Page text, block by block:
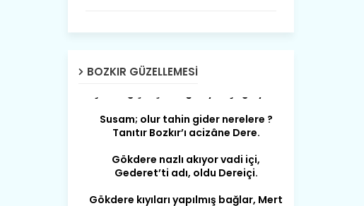
BOZKIR GÜZELLEMESI
Çat değişti, şimdi gülüyor Çağlayan.
Susam; olur tahin gider nerelere ?
Gökdere nazlı akıyor vadi içi,
Gökdere kıyıları yapılmış bağlar, Mert